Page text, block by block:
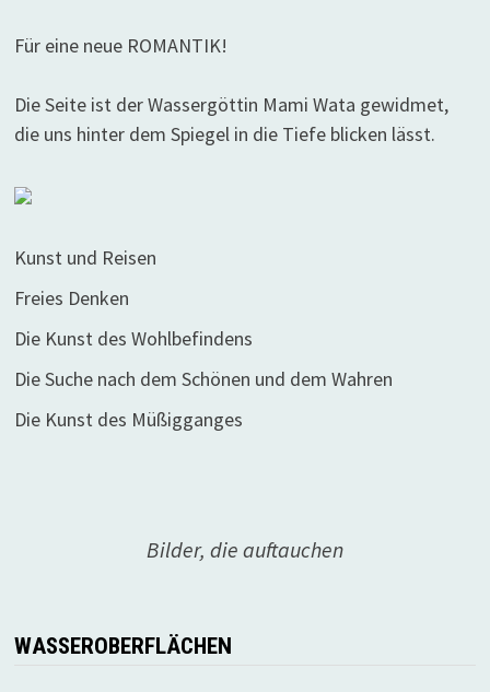
Für eine neue ROMANTIK!
Die Seite ist der Wassergöttin Mami Wata gewidmet,
die uns hinter dem Spiegel in die Tiefe blicken lässt.
Kunst und Reisen
Freies Denken
Die Kunst des Wohlbefindens
Die Suche nach dem Schönen und dem Wahren
Die Kunst des Müßigganges
Bilder, die auftauchen
WASSEROBERFLÄCHEN